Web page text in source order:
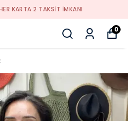
KARTA 2 TAKSİT İMKANI
0